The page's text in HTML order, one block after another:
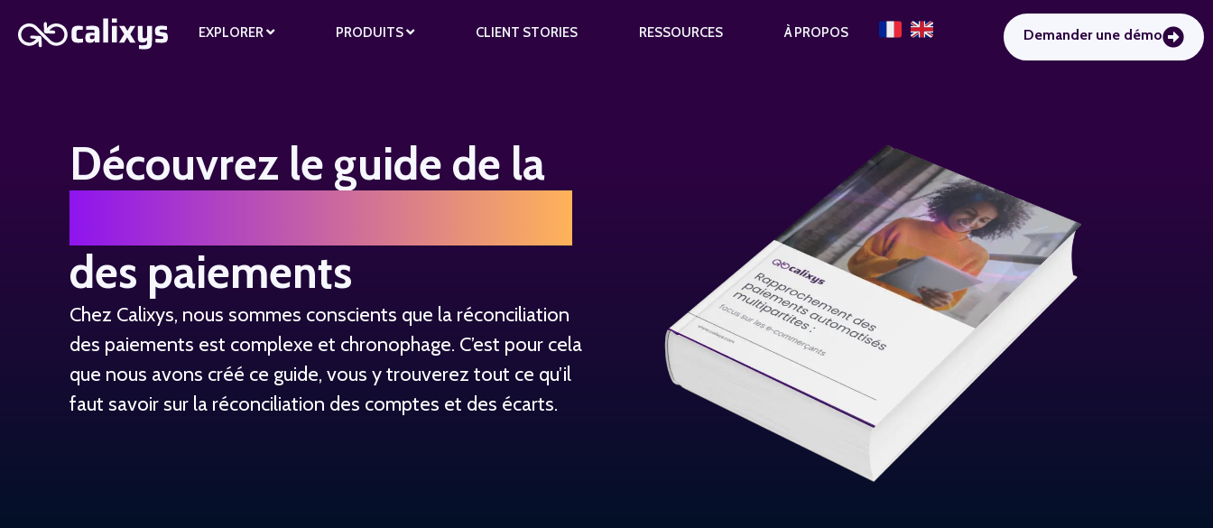
EXPLORER PRODUITS CLIENT STORIES RESSOURCES À PROPOS Demander une démo
Découvrez le guide de la
des paiements
Chez Calixys, nous sommes conscients que la réconciliation
des paiements est complexe et chronophage. C’est pour cela
que nous avons créé ce guide, vous y trouverez tout ce qu’il
faut savoir sur la réconciliation des comptes et des écarts.